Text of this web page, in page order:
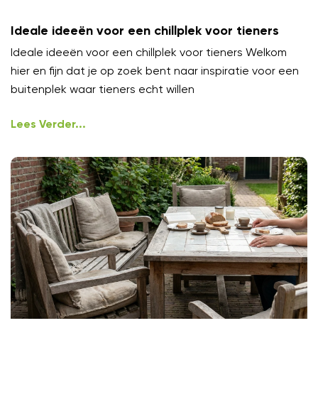
Ideale ideeën voor een chillplek voor tieners
Ideale ideeën voor een chillplek voor tieners Welkom
hier en fijn dat je op zoek bent naar inspiratie voor een
buitenplek waar tieners echt willen
Lees Verder...